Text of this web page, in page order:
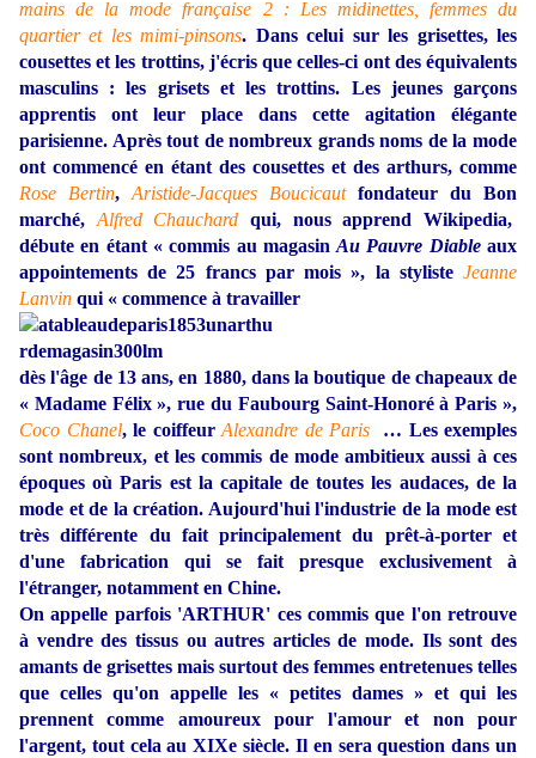
mains de la mode française 2 : Les midinettes, femmes du
quartier et les mimi-pinsons. Dans celui sur les grisettes, les
cousettes et les trottins, j'écris que celles-ci ont des équivalents
masculins : les grisets et les trottins. Les jeunes garçons
apprentis ont leur place dans cette agitation élégante
parisienne. Après tout de nombreux grands noms de la mode
ont commencé en étant des cousettes et des arthurs, comme
Rose Bertin, Aristide-Jacques Boucicaut fondateur du Bon
marché, Alfred Chauchard qui, nous apprend Wikipedia,
débute en étant « commis au magasinAu Pauvre Diableaux
appointements de 25 francs par mois », la styliste Jeanne
Lanvin qui « commence à travailler
dès l'âge de 13 ans, en 1880, dans la boutique de chapeaux de
« Madame Félix », rue du Faubourg Saint-Honoré à Paris »,
Coco Chanel, le coiffeur Alexandre de Paris … Les exemples
sont nombreux, et les commis de mode ambitieux aussi à ces
époques où Paris est la capitale de toutes les audaces, de la
mode et de la création. Aujourd'hui l'industrie de la mode est
très différente du fait principalement du prêt-à-porter et
d'une fabrication qui se fait presque exclusivement à
l'étranger, notamment en Chine.
On appelle parfois 'ARTHUR' ces commis que l'on retrouve
à vendre des tissus ou autres articles de mode. Ils sont des
amants de grisettes mais surtout des femmes entretenues telles
que celles qu'on appelle les « petites dames » et qui les
prennent comme amoureux pour l'amour et non pour
l'argent, tout cela au XIXe siècle. Il en sera question dans un